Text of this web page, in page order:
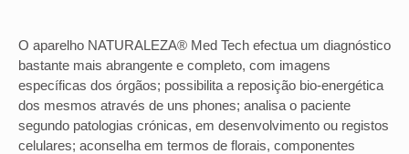
O aparelho NATURALEZA® Med Tech efectua um diagnóstico
bastante mais abrangente e completo, com imagens
específicas dos órgãos; possibilita a reposição bio-energética
dos mesmos através de uns phones; analisa o paciente
segundo patologias crónicas, em desenvolvimento ou registos
celulares; aconselha em termos de florais, componentes